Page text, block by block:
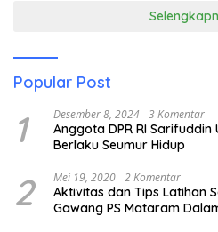
Popular Post
1 Desember 8, 2024 3 Komentar
Anggota DPR RI Sarifuddin
Berlaku Seumur Hidup
2 Mei 19, 2020 2 Komentar
Aktivitas dan Tips Latihan
Gawang PS Mataram